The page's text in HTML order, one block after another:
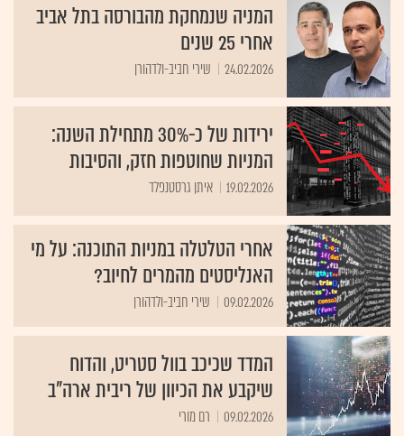
המניה שנמחקת מהבורסה בתל אביב
אחרי 25 שנים
24.02.2026 שירי חביב-ולדהורן
ירידות של כ-30% מתחילת השנה:
המניות שחוטפות חזק, והסיבות
19.02.2026 איתן גרסטנפלד
אחרי הטלטלה במניות התוכנה: על מי
האנליסטים מהמרים לחיוב?
09.02.2026 שירי חביב-ולדהורן
המדד שכיכב בוול סטריט, והדוח
שיקבע את הכיוון של ריבית ארה"ב
09.02.2026 רם מורי